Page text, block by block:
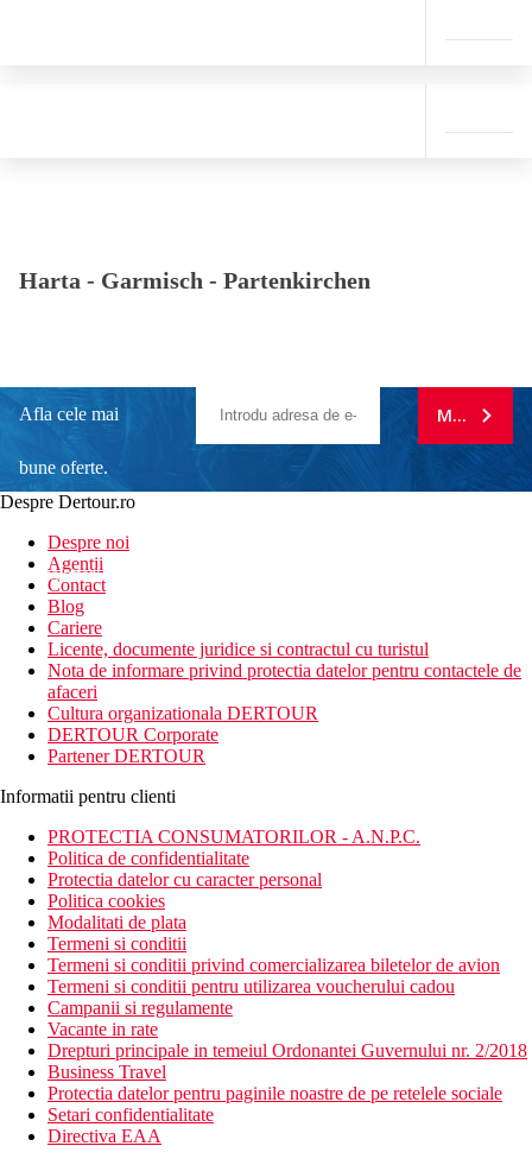
Harta - Garmisch - Partenkirchen
Afla cele mai
bune oferte.
newsletter!
MA
Despre Dertour.ro
Despre noi
Agentii
Contact
Blog
Cariere
Licente, documente juridice si contractul cu turistul
Nota de informare privind protectia datelor pentru contactele de
afaceri
Cultura organizationala DERTOUR
DERTOUR Corporate
Partener DERTOUR
Informatii pentru clienti
PROTECTIA CONSUMATORILOR - A.N.P.C.
Politica de confidentialitate
Protectia datelor cu caracter personal
Politica cookies
Modalitati de plata
Termeni si conditii
Termeni si conditii privind comercializarea biletelor de avion
Termeni si conditii pentru utilizarea voucherului cadou
Campanii si regulamente
Vacante in rate
Drepturi principale in temeiul Ordonantei Guvernului nr. 2/2018
Business Travel
Protectia datelor pentru paginile noastre de pe retelele sociale
Setari confidentialitate
Directiva EAA